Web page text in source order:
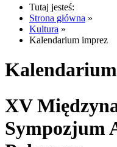
Tutaj jesteś:
Strona główna »
Kultura »
Kalendarium imprez
XV
Sympozjum